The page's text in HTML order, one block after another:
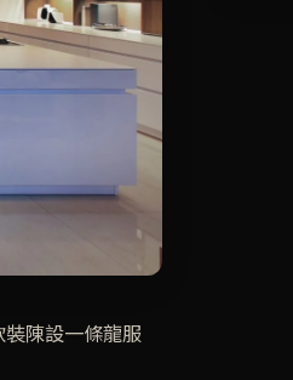
陳設一條龍服